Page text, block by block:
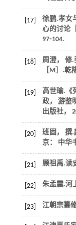
[17]
徐鹏.孝女
心的讨论
97⁃104.
[18]
周澄， 修.
［M］.乾
[19]
高世瑜.《
政， 游鉴
出版社，
[20] 班固， 撰.
京： 中华
[21] 顾祖禹.读
[22] 朱孟震.河
[23] 江朝宗纂